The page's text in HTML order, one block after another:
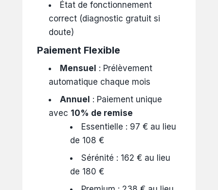
État de fonctionnement
correct (diagnostic gratuit si
doute)
Paiement Flexible
Mensuel : Prélèvement
automatique chaque mois
Annuel : Paiement unique
avec 10% de remise
Essentielle : 97 € au lieu
de 108 €
Sérénité : 162 € au lieu
de 180 €